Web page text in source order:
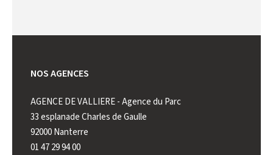
NOS AGENCES
AGENCE DE VALLIERE - Agence du Parc
33 esplanade Charles de Gaulle
92000 Nanterre
01 47 29 94 00